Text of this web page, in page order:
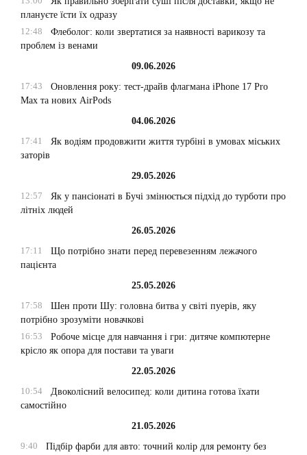
плануєте їсти їх одразу
12:48
Флеболог: коли звертатися за наявності варикозу та
проблем із венами
09.06.2026
17:43
Оновлення року: тест-драйв флагмана iPhone 17 Pro
Max та нових AirPods
04.06.2026
17:41
Як водіям продовжити життя турбіні в умовах міських
заторів
29.05.2026
12:57
Як у пансіонаті в Бучі змінюється підхід до турботи про
літніх людей
26.05.2026
17:11
Що потрібно знати перед перевезенням лежачого
пацієнта
25.05.2026
17:58
Шен проти Шу: головна битва у світі пуерів, яку
потрібно зрозуміти новачкові
16:53
Робоче місце для навчання і гри: дитяче компютерне
крісло як опора для постави та уваги
22.05.2026
10:54
Двоколісний велосипед: коли дитина готова їхати
самостійно
21.05.2026
9:40
Підбір фарби для авто: точний колір для ремонту без